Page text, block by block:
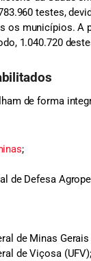
testes,
os municípios. A
1.040.720
de forma
;
de Defesa
de Minas Gerais
de Viçosa (UFV);